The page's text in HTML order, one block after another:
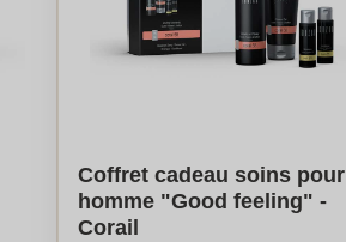
Coffret cadeau soins pour
homme "Good feeling" -
Corail